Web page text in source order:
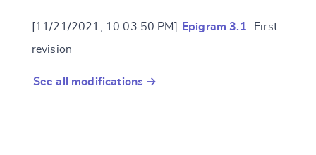
[11/21/2021, 10:03:50 PM] Epigram 3.1 : First
revision
See all modifications →